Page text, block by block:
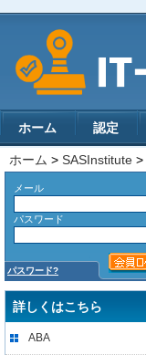
ホーム 認定
ホーム > SASInstitute >
メール
パスワード
パスワード?
詳しくはこちら
ABA